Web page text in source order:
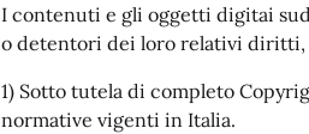
I contenuti e gli oggetti digitai
o detentori dei loro relativi diritti,
1) Sotto tutela di completo
normative vigenti in Italia.